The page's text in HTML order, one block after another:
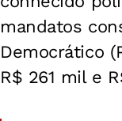
mandatos
Democrático
R$ 261 mil e